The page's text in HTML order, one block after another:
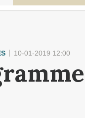
10-01-2019 12:00